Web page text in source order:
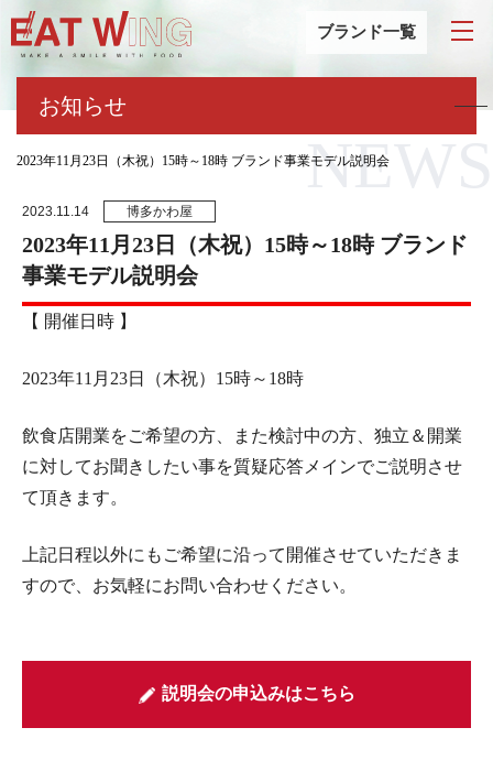
ブランド一覧
2023年11月23日（木祝）15時～18時 ブランド事業モデル説明会
NEWS
お知らせ
2023.11.14 博多かわ屋
2023年11月23日（木祝）15時～18時 ブランド
事業モデル説明会
【 開催日時 】
2023年11月23日（木祝）15時～18時
飲食店開業をご希望の方、また検討中の方、独立＆開業
に対してお聞きしたい事を質疑応答メインでご説明させ
て頂きます。
上記日程以外にもご希望に沿って開催させていただきま
すので、お気軽にお問い合わせください。
説明会の申込みはこちら